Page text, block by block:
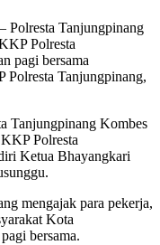
Tanjungpinang
Polresta
pagi bersama
Polresta Tanjungpinang,
Tanjungpinang Kombes
Polresta
Ketua Bhayangkari
mengajak para pekerja,
Kota
bersama.